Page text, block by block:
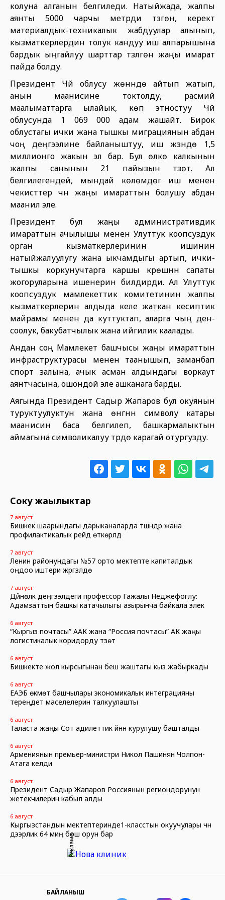
колуна алганын белгиледи. Натыйжада, жалпы
аянты 5000 чарчы метрди түзгөн, керектүү
материалдык-техникалык жабдуулар алынып,
кызматкерлердин толук кандуу иш алпарышына
бардык ыңгайлуу шарттар түзүлгөн жаңы имарат
пайда болду.
Президент Чүй облусу жөнүндө айтып жатып,
анын маанисине токтолду, расмий
маалыматтарга ылайык, көп этностуу Чүй
облусунда 1 069 000 адам жашайт. Бирок
облустагы ички жана тышкы миграциянын абдан
чоң деңгээлине байланыштуу, иш жүзүндө 1,5
миллионго жакын эл бар. Бул өлкө калкынын
жалпы санынын 21 пайызын түзөт. Ал
белгилегендей, мындай көлөмдөгү иш менен
чекисттер үчүн жаңы имараттын болушу абдан
маанилүү эле.
Президент бул жаңы административдик
имараттын ачылышы менен Улуттук коопсуздук
орган кызматкерлеринин ишинин
натыйжалуулугу жана ыкчамдыгы артып, ички-
тышкы коркунучтарга каршы күрөшүүнүн сапаты
жогоруларына ишенерин билдирди. Ал Улуттук
коопсуздук мамлекеттик комитетинин жалпы
кызматкерлерин алдыда келе жаткан кесиптик
майрамы менен да куттуктап, аларга чың ден-
соолук, бакубатчылык жана ийгилик каалады.
Андан соң Мамлекет башчысы жаңы имараттын
инфраструктурасы менен таанышып, заманбап
спорт залына, ачык асман алдындагы воркаут
аянтчасына, ошондой эле ашканага барды.
Аягында Президент Садыр Жапаров бул окуянын
туруктуулуктун жана өнүгүүнүн символу катары
маанисин баса белгилеп, башкармалыктын
аймагына символикалуу түрдө карагай отургузду.
Соңку жаңылыктар
7 август
Бишкек шаарындагы дарыканаларда түшүндүрүү жана
профилактикалык рейд өткөрүлдү
7 август
Ленин районундагы №57 орто мектепте капиталдык
оңдоо иштери жүргүзүлүүдө
7 август
Дүйнөлүк деңгээлдеги профессор Гажалы Неджефоглу:
Адамзаттын башкы катачылыгы азырынча байкала элек
6 август
“Кыргыз почтасы” ААК жана “Россия почтасы” АК жаңы
логистикалык коридорду түзөт
6 август
Бишкекте жол кырсыгынан беш жаштагы кыз жабыркады
6 август
ЕАЭБ өкмөт башчылары экономикалык интеграцияны
тереңдетүү маселелерин талкуулашты
6 август
Таласта жаңы Сот адилеттик үйүнүн курулушу башталды
6 август
Армениянын премьер-министри Никол Пашинян Чолпон-
Атага келди
6 август
Президент Садыр Жапаров Россиянын региондорунун
жетекчилерин кабыл алды
6 август
Кыргызстандын мектептеринде1-класстын окуучулары үчүн
дээрлик 64 миң бош орун бар
Реклама
БАЙЛАНЫШ